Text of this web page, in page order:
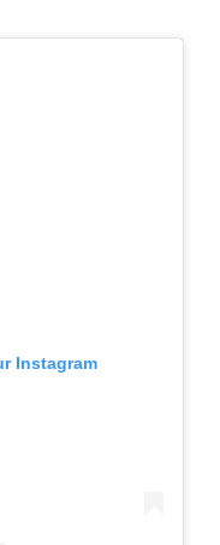
Instagram